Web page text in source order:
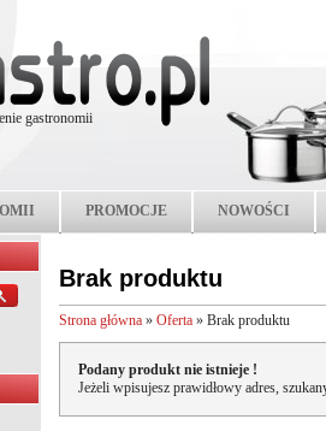
gastronomii
PROMOCJE NOWOŚCI
Brak produktu
Strona główna » Oferta » Brak produktu
Podany produkt nie istnieje !
Jeżeli wpisujesz prawidłowy adres,